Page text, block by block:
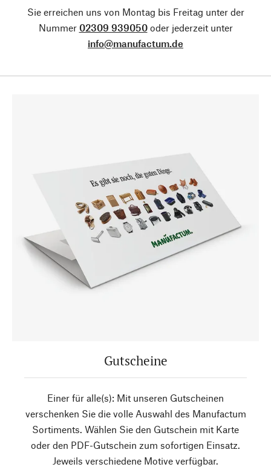
Sie erreichen uns von Montag bis Freitag unter der
Nummer 02309 939050oder jederzeit unter
info@manufactum.de
Gutscheine
Einer für alle(s): Mit unseren Gutscheinen
verschenken Sie die volle Auswahl des Manufactum
Sortiments. Wählen Sie den Gutschein mit Karte
oder den PDF-Gutschein zum sofortigen Einsatz.
Jeweils verschiedene Motive verfügbar.